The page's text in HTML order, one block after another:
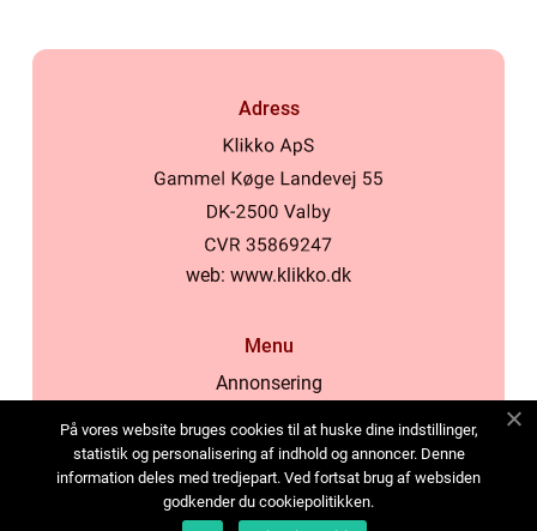
Adress
web: www.klikko.dk
Menu
Annonsering
Cookies
Kontakta oss
Sitemap
På vores website bruges cookies til at huske dine indstillinger,
statistik og personalisering af indhold og annoncer. Denne
information deles med tredjepart. Ved fortsat brug af websiden
godkender du cookiepolitikken.